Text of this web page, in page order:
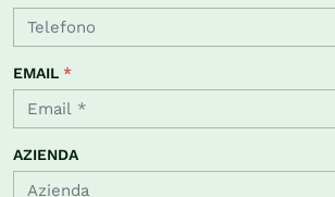
EMAIL *
AZIENDA